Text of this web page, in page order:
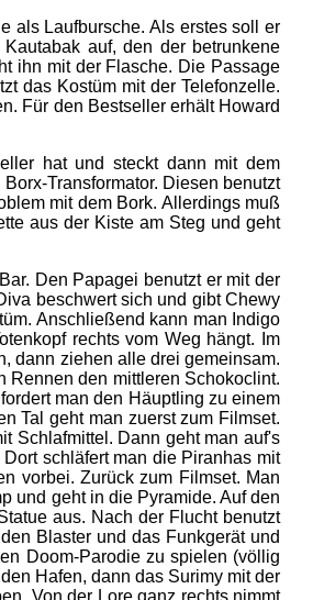
als Laufbursche. Als erstes soll er
auf, den der betrunkene
ihn mit der Flasche. Die Passage
das Kostüm mit der Telefonzelle.
Für den Bestseller erhält Howard
hat und steckt dann mit dem
Transformator. Diesen benutzt
mit dem Bork. Allerdings muß
aus der Kiste am Steg und geht
Den Papagei benutzt er mit der
beschwert sich und gibt Chewy
Anschließend kann man Indigo
rechts vom Weg hängt. Im
dann ziehen alle drei gemeinsam.
Rennen den mittleren Schokoclint.
man den Häuptling zu einem
Tal geht man zuerst zum Filmset.
Schlafmittel. Dann geht man auf's
schläfert man die Piranhas mit
vorbei. Zurück zum Filmset. Man
und geht in die Pyramide. Auf den
aus. Nach der Flucht benutzt
Blaster und das Funkgerät und
Doom-Parodie zu spielen (völlig
Hafen, dann das Surimy mit der
Von der Lore ganz rechts nimmt